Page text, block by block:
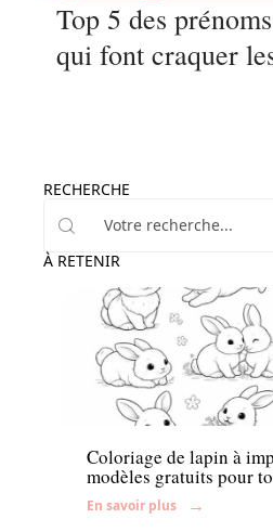
Top 5 des
qui font craquer
RECHERCHE
À RETENIR
Famille
Coloriage de lapin à
modèles gratuits pour
En savoir plus